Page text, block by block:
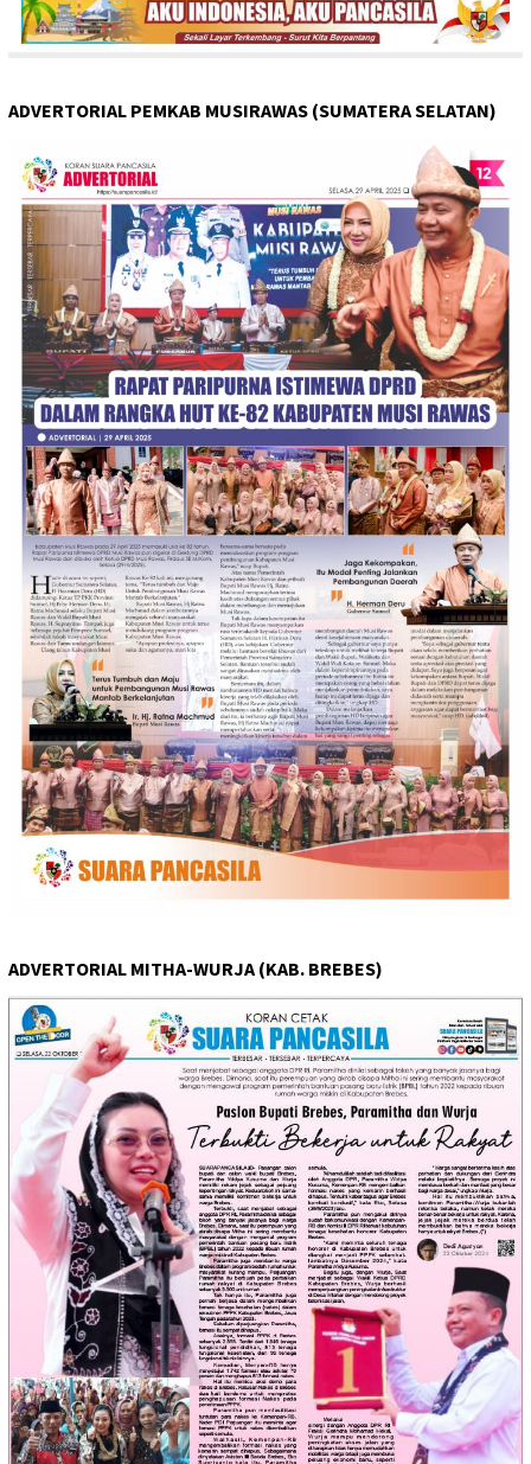
ADVERTORIAL PEMKAB MUSIRAWAS (SUMATERA SELATAN)
ADVERTORIAL MITHA-WURJA (KAB. BREBES)